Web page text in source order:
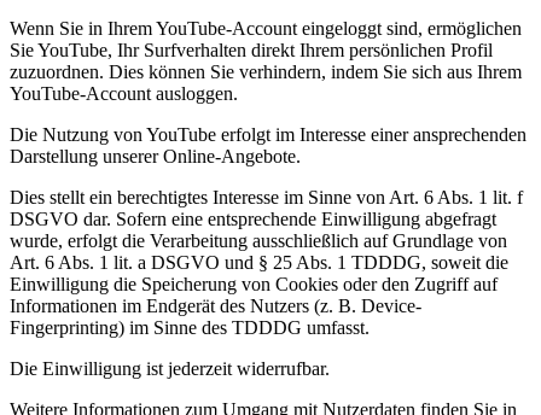
Wenn Sie in Ihrem YouTube-Account eingeloggt sind, ermöglichen
Sie YouTube, Ihr Surfverhalten direkt Ihrem persönlichen Profil
zuzuordnen. Dies können Sie verhindern, indem Sie sich aus Ihrem
YouTube-Account ausloggen.
Die Nutzung von YouTube erfolgt im Interesse einer ansprechenden
Darstellung unserer Online-Angebote.
Dies stellt ein berechtigtes Interesse im Sinne von Art. 6 Abs. 1 lit. f
DSGVO dar. Sofern eine entsprechende Einwilligung abgefragt
wurde, erfolgt die Verarbeitung ausschließlich auf Grundlage von
Art. 6 Abs. 1 lit. a DSGVO und § 25 Abs. 1 TDDDG, soweit die
Einwilligung die Speicherung von Cookies oder den Zugriff auf
Informationen im Endgerät des Nutzers (z. B. Device-
Fingerprinting) im Sinne des TDDDG umfasst.
Die Einwilligung ist jederzeit widerrufbar.
Weitere Informationen zum Umgang mit Nutzerdaten finden Sie in